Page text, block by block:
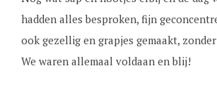
hadden alles besproken, fijn
ook gezellig en grapjes gemaakt,
We waren allemaal voldaan en blij!